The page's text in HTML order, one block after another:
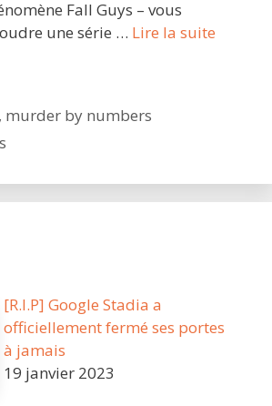
Fall Guys – vous
une série … Lire la suite
:
entrée
, murder by numbers
[R.I.P] Google Stadia a
officiellement fermé ses portes
à jamais
19 janvier 2023